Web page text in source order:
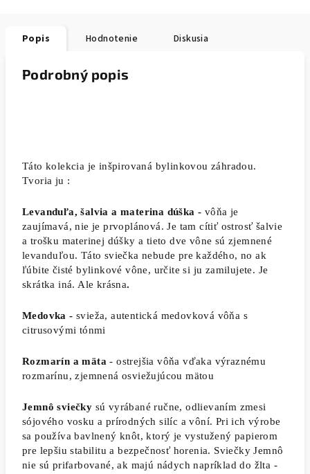
Popis Hodnotenie Diskusia
Podrobný popis
Táto kolekcia je inšpirovaná bylinkovou záhradou.
Tvoria ju :
Levanduľa, šalvia a materina dúška - vôňa je
zaujímavá, nie je prvoplánová. Je tam cítiť ostrosť šalvie
a trošku materinej dúšky a tieto dve vône sú zjemnené
levanduľou. Táto sviečka nebude pre každého, no ak
ľúbite čisté bylinkové vône, určite si ju zamilujete. Je
skrátka iná. Ale krásna.
Medovka - svieža, autentická medovková vôňa s
citrusovými tónmi
Rozmarín a mäta - ostrejšia vôňa vďaka výraznému
rozmarínu, zjemnená osviežujúcou mätou
Jemnô sviečky sú vyrábané ručne, odlievaním zmesi
sójového vosku a prírodných silíc a vôní. Pri ich výrobe
sa používa bavlnený knôt, ktorý je vystužený papierom
pre lepšiu stabilitu a bezpečnosť horenia. Sviečky Jemnô
nie sú prifarbované, ak majú nádych napríklad do žlta -